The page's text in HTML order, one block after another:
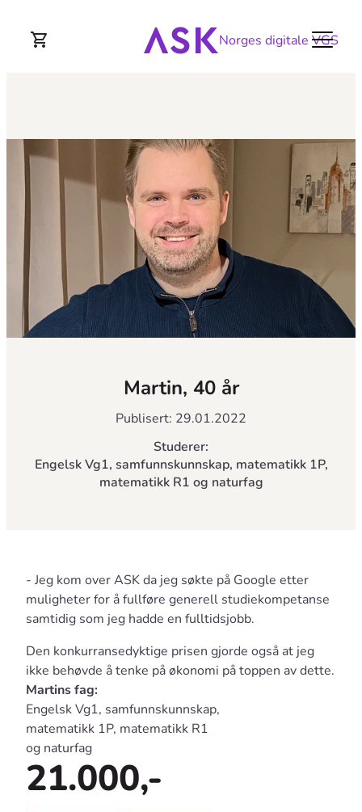
Norges digitale VGS
Martin, 40 år
Publisert: 29.01.2022
Studerer:
Engelsk Vg1, samfunnskunnskap, matematikk 1P,
matematikk R1 og naturfag
- Jeg kom over ASK da jeg søkte på Google etter
muligheter for å fullføre generell studiekompetanse
samtidig som jeg hadde en fulltidsjobb.
Den konkurransedyktige prisen gjorde også at jeg
ikke behøvde å tenke på økonomi på toppen av dette.
Martins fag:
Engelsk Vg1, samfunnskunnskap,
matematikk 1P, matematikk R1
og naturfag
21.000,-